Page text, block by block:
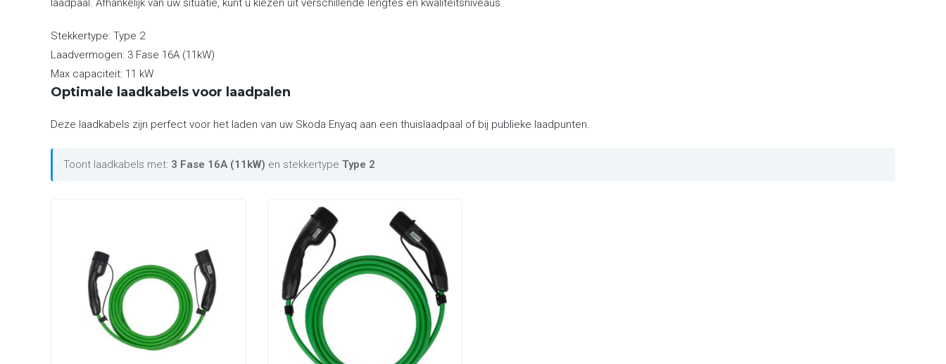
laadpaal. Afhankelijk van uw situatie, kunt u kiezen uit verschillende lengtes en kwaliteitsniveaus.
Stekkertype: Type 2
Laadvermogen: 3 Fase 16A (11kW)
Max capaciteit: 11 kW
Optimale laadkabels voor laadpalen
Deze laadkabels zijn perfect voor het laden van uw Skoda Enyaq aan een thuislaadpaal of bij publieke laadpunten.
Toont laadkabels met: 3 Fase 16A (11kW) en stekkertype Type 2